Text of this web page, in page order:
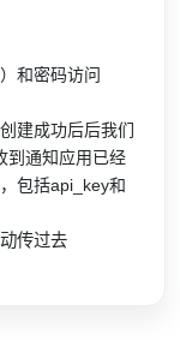
和密码访问
建成功后后我们
到通知应用已经
包括api_key和
传过去